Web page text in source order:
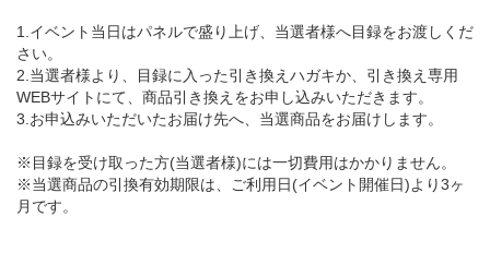
1.イベント当日はパネルで盛り上げ、当選者様へ目録をお渡しくだ
さい。
2.当選者様より、目録に入った引き換えハガキか、引き換え専用
WEBサイトにて、商品引き換えをお申し込みいただきます。
3.お申込みいただいたお届け先へ、当選商品をお届けします。
※目録を受け取った方(当選者様)には一切費用はかかりません。
※当選商品の引換有効期限は、ご利用日(イベント開催日)より3ヶ
月です。